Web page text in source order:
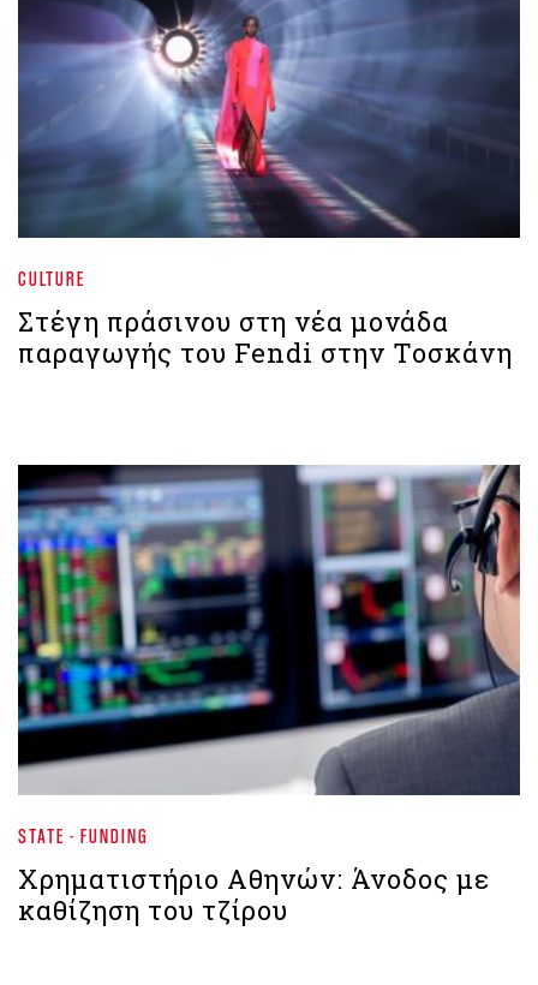
CULTURE
Στέγη πράσινου στη νέα μονάδα
παραγωγής του Fendi στην Τοσκάνη
STATE - FUNDING
Xρηματιστήριο Αθηνών: Άνοδος με
καθίζηση του τζίρου